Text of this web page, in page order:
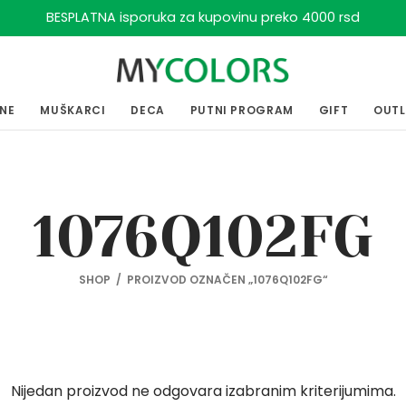
BESPLATNA isporuka za kupovinu preko 4000 rsd
MUŠKARCI DECA PUTNI PROGRAM GIFT
1076Q102FG
SHOP / PROIZVOD OZNAČEN „1076Q102FG“
Nijedan proizvod ne odgovara izabranim kriterijumima.